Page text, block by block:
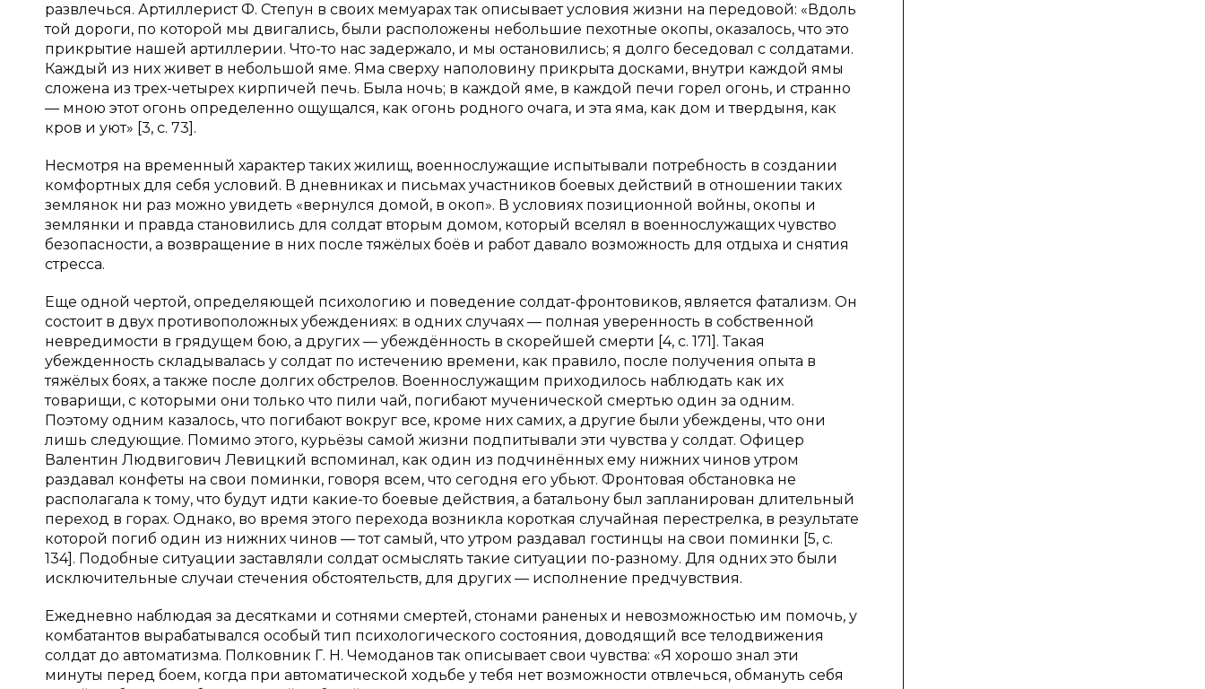
развлечься. Артиллерист Ф. Степун в своих мемуарах так описывает условия жизни на передовой: «Вдоль
той дороги, по которой мы двигались, были расположены небольшие пехотные окопы, оказалось, что это
прикрытие нашей артиллерии. Что-то нас задержало, и мы остановились; я долго беседовал с солдатами.
Каждый из них живет в небольшой яме. Яма сверху наполовину прикрыта досками, внутри каждой ямы
сложена из трех-четырех кирпичей печь. Была ночь; в каждой яме, в каждой печи горел огонь, и странно
— мною этот огонь определенно ощущался, как огонь родного очага, и эта яма, как дом и твердыня, как
кров и уют» [3, с. 73].
Несмотря на временный характер таких жилищ, военнослужащие испытывали потребность в создании
комфортных для себя условий. В дневниках и письмах участников боевых действий в отношении таких
землянок ни раз можно увидеть «вернулся домой, в окоп». В условиях позиционной войны, окопы и
землянки и правда становились для солдат вторым домом, который вселял в военнослужащих чувство
безопасности, а возвращение в них после тяжёлых боёв и работ давало возможность для отдыха и снятия
стресса.
Еще одной чертой, определяющей психологию и поведение солдат-фронтовиков, является фатализм. Он
состоит в двух противоположных убеждениях: в одних случаях — полная уверенность в собственной
невредимости в грядущем бою, а других — убеждённость в скорейшей смерти [4, с. 171]. Такая
убежденность складывалась у солдат по истечению времени, как правило, после получения опыта в
тяжёлых боях, а также после долгих обстрелов. Военнослужащим приходилось наблюдать как их
товарищи, с которыми они только что пили чай, погибают мученической смертью один за одним.
Поэтому одним казалось, что погибают вокруг все, кроме них самих, а другие были убеждены, что они
лишь следующие. Помимо этого, курьёзы самой жизни подпитывали эти чувства у солдат. Офицер
Валентин Людвигович Левицкий вспоминал, как один из подчинённых ему нижних чинов утром
раздавал конфеты на свои поминки, говоря всем, что сегодня его убьют. Фронтовая обстановка не
располагала к тому, что будут идти какие-то боевые действия, а батальону был запланирован длительный
переход в горах. Однако, во время этого перехода возникла короткая случайная перестрелка, в результате
которой погиб один из нижних чинов — тот самый, что утром раздавал гостинцы на свои поминки [5, с.
134]. Подобные ситуации заставляли солдат осмыслять такие ситуации по-разному. Для одних это были
исключительные случаи стечения обстоятельств, для других — исполнение предчувствия.
Ежедневно наблюдая за десятками и сотнями смертей, стонами раненых и невозможностью им помочь, у
комбатантов вырабатывался особый тип психологического состояния, доводящий все телодвижения
солдат до автоматизма. Полковник Г. Н. Чемоданов так описывает свои чувства: «Я хорошо знал эти
минуты перед боем, когда при автоматической ходьбе у тебя нет возможности отвлечься, обмануть себя